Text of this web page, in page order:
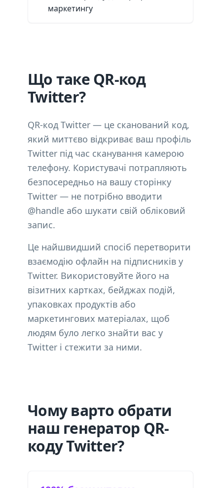
маркетингу
Що таке QR-код
Twitter?
QR-код Twitter — це сканований код,
який миттєво відкриває ваш профіль
Twitter під час сканування камерою
телефону. Користувачі потрапляють
безпосередньо на вашу сторінку
Twitter — не потрібно вводити
@handle або шукати свій обліковий
запис.
Це найшвидший спосіб перетворити
взаємодію офлайн на підписників у
Twitter. Використовуйте його на
візитних картках, бейджах подій,
упаковках продуктів або
маркетингових матеріалах, щоб
людям було легко знайти вас у
Twitter і стежити за ними.
Чому варто обрати
наш генератор QR-
коду Twitter?